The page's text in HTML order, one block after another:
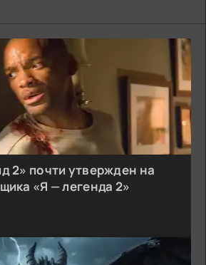
2» почти утвержден на
«Я — легенда 2»